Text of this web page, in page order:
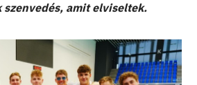
szenvedés, amit elviseltek.